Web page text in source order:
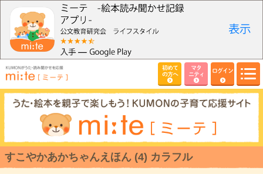
初めて
の方へ
マタ
ニティ
ログイン
すこやかあかちゃんえほん (4) カラフル